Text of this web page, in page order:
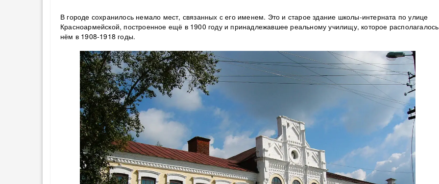
В городе сохранилось немало мест, связанных с его именем. Это и старое здание школы-интерната по улице
Красноармейской, построенное ещё в 1900 году и принадлежавшее реальному училищу, которое
нём в 1908-1918 годы.